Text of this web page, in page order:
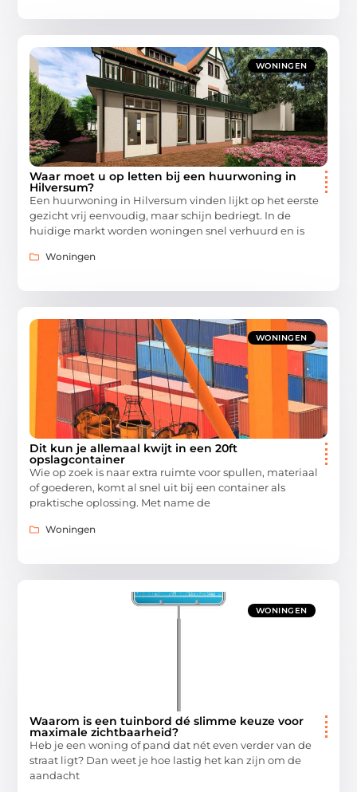
WONINGEN
Waar moet u op letten bij een huurwoning in
Hilversum?
Een huurwoning in Hilversum vinden lijkt op het eerste
gezicht vrij eenvoudig, maar schijn bedriegt. In de
huidige markt worden woningen snel verhuurd en is
Woningen
WONINGEN
Dit kun je allemaal kwijt in een 20ft
opslagcontainer
Wie op zoek is naar extra ruimte voor spullen, materiaal
of goederen, komt al snel uit bij een container als
praktische oplossing. Met name de
Woningen
WONINGEN
Waarom is een tuinbord dé slimme keuze voor
maximale zichtbaarheid?
Heb je een woning of pand dat nét even verder van de
straat ligt? Dan weet je hoe lastig het kan zijn om de
aandacht